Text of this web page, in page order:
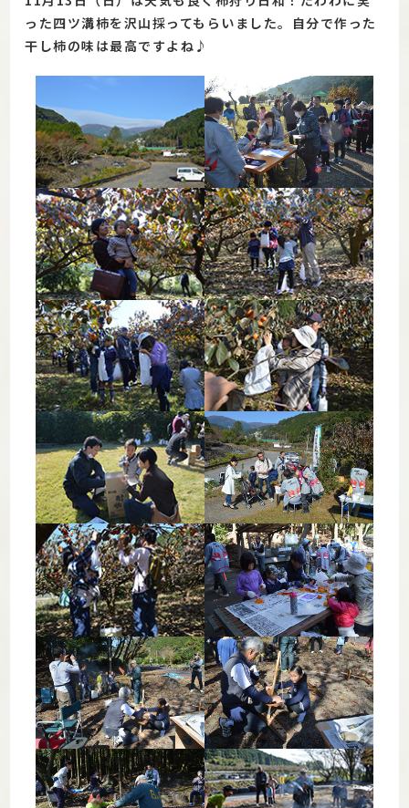
った四ツ溝柿を沢山採ってもらいました。自分で作った
干し柿の味は最高ですよね♪